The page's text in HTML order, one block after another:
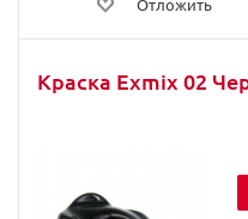
Отложить
Краска Exmix 02